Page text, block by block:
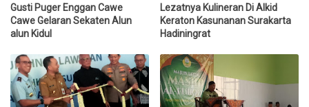
Gusti Puger Enggan Cawe
Cawe Gelaran Sekaten Alun
alun Kidul
Lezatnya Kulineran Di Alkid
Keraton Kasunanan Surakarta
Hadiningrat